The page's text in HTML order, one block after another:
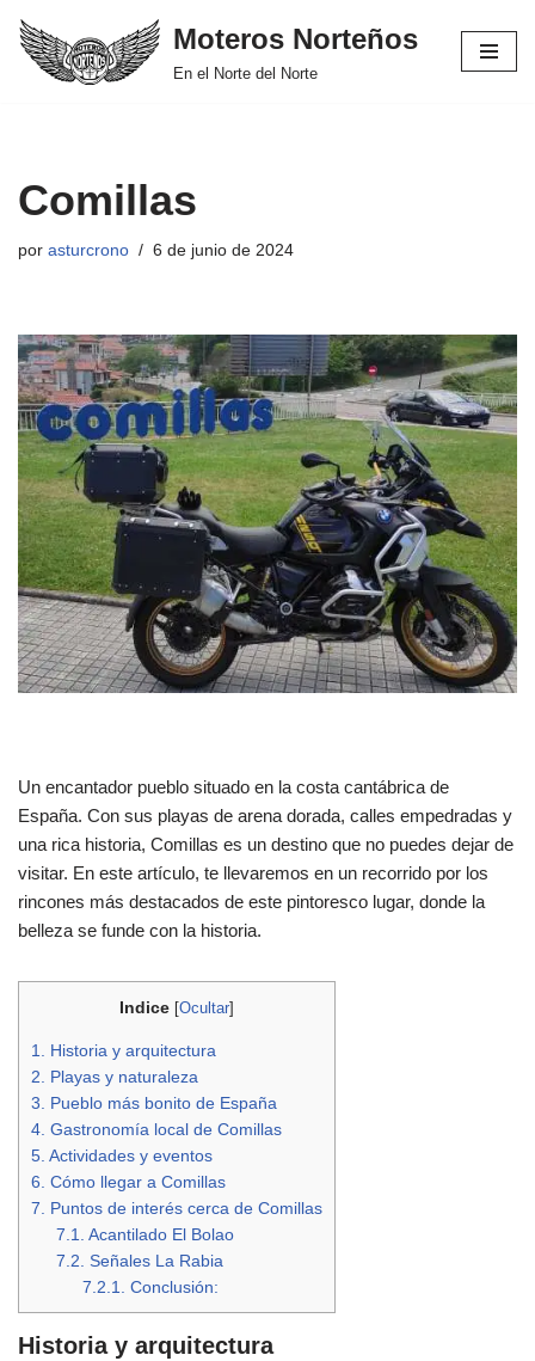
Saltar
Moteros Norteños
En el Norte del Norte
Comillas
por asturcrono 6 de junio de 2024
Un encantador pueblo situado en la costa cantábrica de
España. Con sus playas de arena dorada, calles empedradas y
una rica historia, Comillas es un destino que no puedes dejar de
visitar. En este artículo, te llevaremos en un recorrido por los
rincones más destacados de este pintoresco lugar, donde la
belleza se funde con la historia.
Indice [Ocultar]
1. Historia y arquitectura
2. Playas y naturaleza
3. Pueblo más bonito de España
4. Gastronomía local de Comillas
5. Actividades y eventos
6. Cómo llegar a Comillas
7. Puntos de interés cerca de Comillas
7.1. Acantilado El Bolao
7.2. Señales La Rabia
7.2.1. Conclusión:
Historia y arquitectura